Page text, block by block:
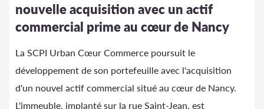
nouvelle acquisition avec un actif
commercial prime au cœur de Nancy
La SCPI Urban Cœur Commerce poursuit le
développement de son portefeuille avec l'acquisition
d'un nouvel actif commercial situé au cœur de Nancy.
L'immeuble, implanté sur la rue Saint-Jean, est